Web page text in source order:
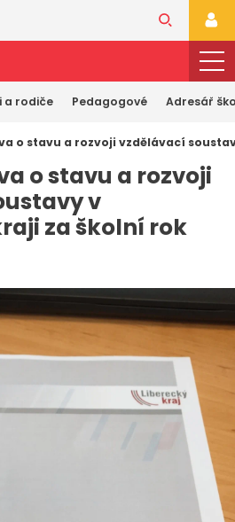
a rodiče Pedagogové Adresář
o stavu a rozvoji vzdělávací
o stavu a rozvoji
v
za školní rok